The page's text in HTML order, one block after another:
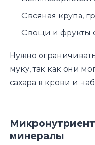
Овсяная крупа,
Овощи и фрукты
Нужно
муку, так как они
сахара в крови и
минералы